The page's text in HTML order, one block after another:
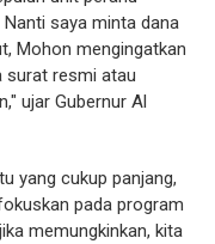
Nanti saya minta dana
Mohon mengingatkan
surat resmi atau
ujar Gubernur Al
yang cukup panjang,
pada program
memungkinkan, kita